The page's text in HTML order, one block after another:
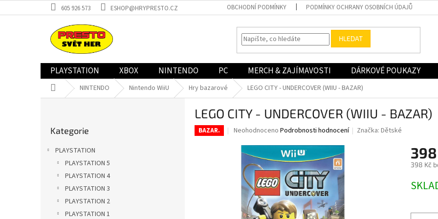
na
605 926 573 ESHOP@HRYPRESTO.CZ OBCHODNÍ PODMÍNKY PODMÍNKY OCHRANY OSOBNÍCH ÚDAJŮ
HLEDAT
PLAYSTATION XBOX NINTENDO PC MERCH & ZAJÍMAVOSTI DÁRKOVÉ POUKAZY
Domů NINTENDO Nintendo WiiU Hry bazarové LEGO CITY - UNDERCOVER (WIIU - BAZAR)
kategorie
Kategorie
PLAYSTATION
PLAYSTATION 5
PLAYSTATION 4
PLAYSTATION 3
PLAYSTATION 2
PLAYSTATION 1
LEGO CITY - UNDERCOVER (WIIU - BAZAR)
BAZAR.
Průměrné
produktu
hvězdiček.
Neohodnoceno Podrobnosti hodnocení Značka:Dětské
398 Kč
cena: